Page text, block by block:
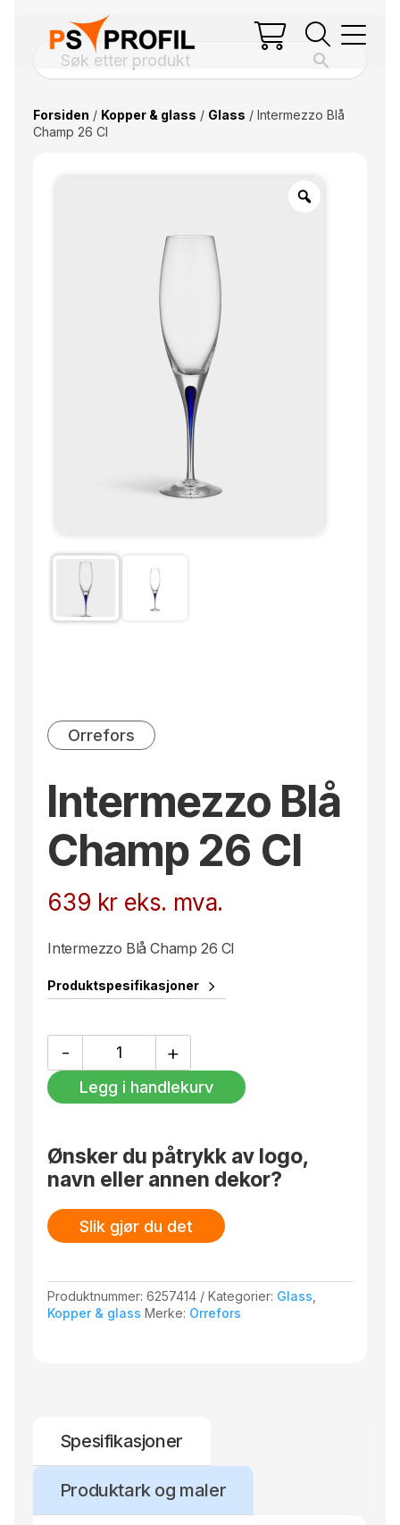
Forsiden / Kopper & glass / Glass / Intermezzo Blå
Champ 26 Cl
Orrefors
Intermezzo Blå
Champ 26 Cl
639 kr eks. mva.
Intermezzo Blå Champ 26 Cl
Produktspesifikasjoner
-
Blå
Champ
26
+
Legg i handlekurv
Ønsker du påtrykk av logo,
navn eller annen dekor?
Slik gjør du det
Produktnummer:6257414 Kategorier: Glass
Kopper & glass Merke: Orrefors
Spesifikasjoner
Produktark og maler